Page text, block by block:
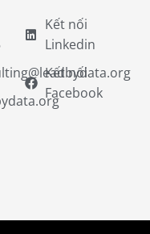
Kết nối
Linkedin
Kết nối
Facebook